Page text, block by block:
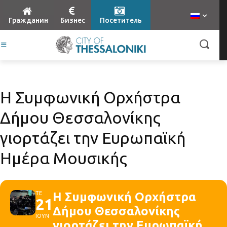
Гражданин Бизнес Посетитель
Η Συμφωνική Ορχήστρα
Δήμου Θεσσαλονίκης
γιορτάζει την Ευρωπαϊκή
Ημέρα Μουσικής
ΤΕ
21
ΙΟΥΝ
Η Συμφωνική Ορχήστρα
Δήμου Θεσσαλονίκης